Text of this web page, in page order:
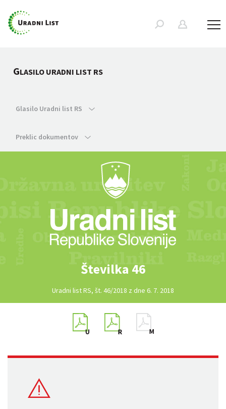
GLASILO URADNI LIST RS
Glasilo Uradni list RS
Preklic dokumentov
Številka 46
Uradni list RS, št. 46/2018 z dne 6. 7. 2018